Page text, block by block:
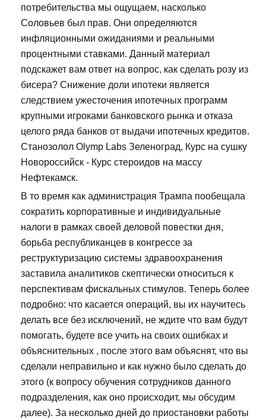
потребительства мы ощущаем, насколько
Соловьев был прав. Они определяются
инфляционными ожиданиями и реальными
процентными ставками. Данный материал
подскажет вам ответ на вопрос, как сделать розу из
бисера? Снижение доли ипотеки является
следствием ужесточения ипотечных программ
крупными игроками банковского рынка и отказа
целого ряда банков от выдачи ипотечных кредитов.
Станозолол Olymp Labs Зеленоград, Курс на сушку
Новороссийск - Курс стероидов на массу
Нефтекамск.
В то время как администрация Трампа пообещала
сократить корпоративные и индивидуальные
налоги в рамках своей деловой повестки дня,
борьба республиканцев в конгрессе за
реструктуризацию системы здравоохранения
заставила аналитиков скептически относиться к
перспективам фискальных стимулов. Теперь более
подробно: что касается операций, вы их научитесь
делать все без исключений, не ждите что вам будут
помогать, будете все учить на своих ошибках и
объяснительных , после этого вам объяснят, что вы
сделали неправильно и как нужно было сделать до
этого (к вопросу обучения сотрудников данного
подразделения, как оно происходит, мы обсудим
далее). За несколько дней до приостановки работы